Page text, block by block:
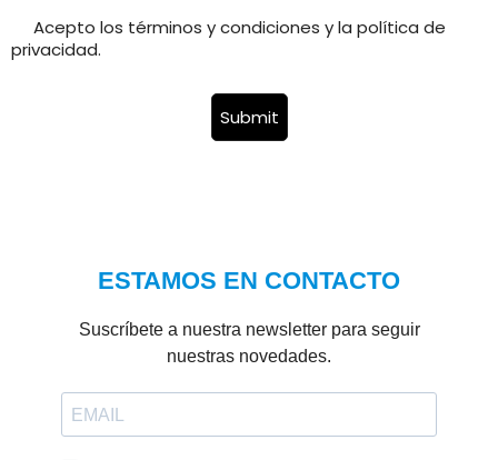
Acepto los términos y condiciones y la política de
privacidad.
Submit